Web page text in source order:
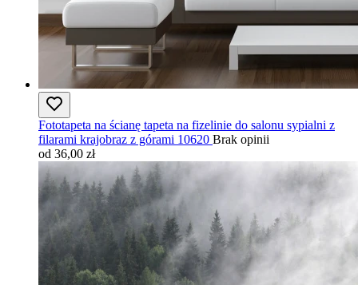
Fototapeta na ścianę tapeta na fizelinie do salonu sypialni z
filarami krajobraz z górami 10620 Brak opinii
od 36,00 zł